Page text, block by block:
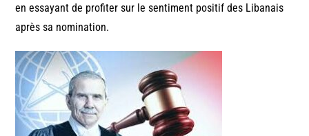
en essayant de profiter sur le sentiment positif des Libanais
après sa nomination.